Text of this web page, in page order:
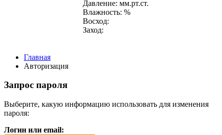
Давление: мм.рт.ст.
Влажность: %
Восход:
Заход:
Главная
Авторизация
Запрос пароля
Выберите, какую информацию использовать для изменения
пароля:
Логин или email: